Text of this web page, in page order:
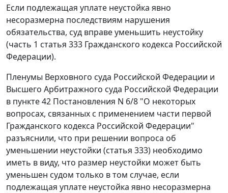
Если подлежащая уплате неустойка явно
несоразмерна последствиям нарушения
обязательства, суд вправе уменьшить неустойку
(часть 1 статья 333 Гражданского кодекса Российской
Федерации).
Пленумы Верховного суда Российской Федерации и
Высшего Арбитражного суда Российской Федерации
в пункте 42 Постановления N 6/8 "О некоторых
вопросах, связанных с применением части первой
Гражданского кодекса Российской Федерации"
разъяснили, что при решении вопроса об
уменьшении неустойки (статья 333) необходимо
иметь в виду, что размер неустойки может быть
уменьшен судом только в том случае, если
подлежащая уплате неустойка явно несоразмерна